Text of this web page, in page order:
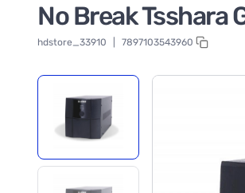
No Break
hdstore_33910 7897103543960